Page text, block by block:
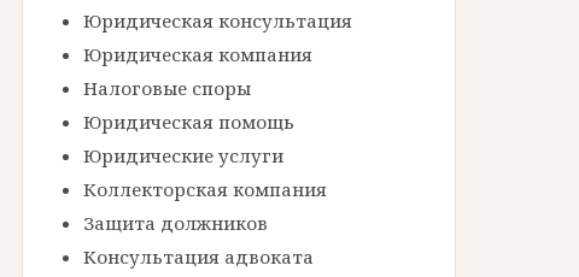
Юридическая консультация
Юридическая компания
Налоговые споры
Юридическая помощь
Юридические услуги
Коллекторская компания
Защита должников
Консультация адвоката